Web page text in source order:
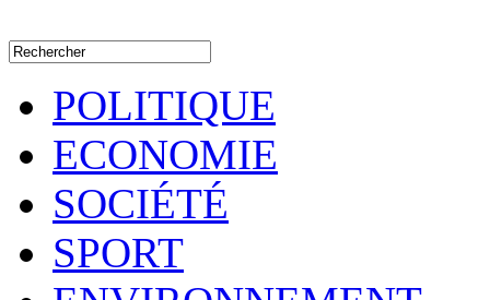
POLITIQUE
ECONOMIE
SOCIÉTÉ
SPORT